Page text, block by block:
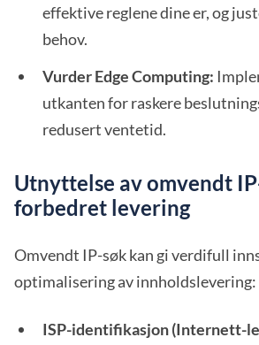
effektive reglene dine er, og
behov.
Vurder Edge Computing:
utkanten for raskere
redusert ventetid.
Utnyttelse av omvendt
forbedret levering
Omvendt IP-søk kan gi verdifull
optimalisering av innholdslevering:
ISP-identifikasjon (Internett-